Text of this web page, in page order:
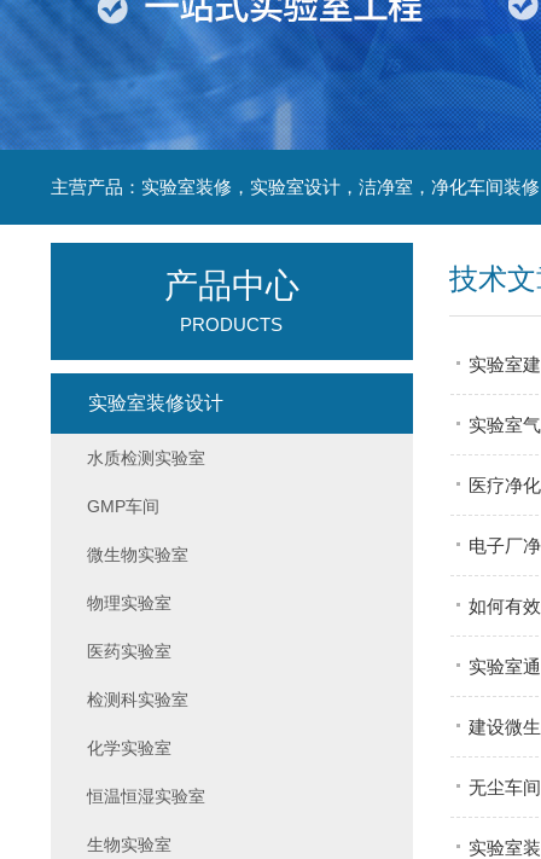
技术
实验室
实验室
医疗净
电子厂
如何有
实验室
建设微
无尘车
实验室
产品中心
PRODUCTS
实验室装修设计
水质检测实验室
GMP车间
微生物实验室
物理实验室
医药实验室
检测科实验室
化学实验室
恒温恒湿实验室
生物实验室